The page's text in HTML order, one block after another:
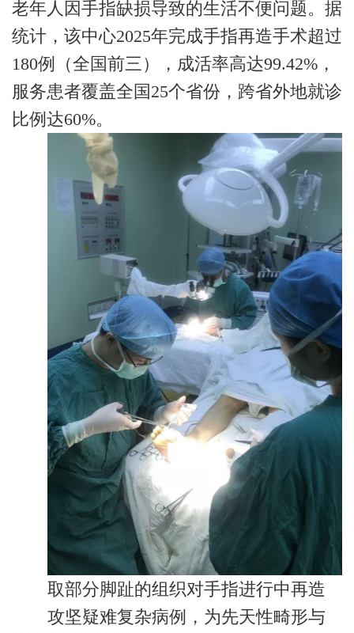
老年人因手指缺损导致的生活不便问题。据
统计，该中心2025年完成手指再造手术超过
180例（全国前三），成活率高达99.42%，
服务患者覆盖全国25个省份，跨省外地就诊
比例达60%。
取部分脚趾的组织对手指进行中再造
攻坚疑难复杂病例，为先天性畸形与